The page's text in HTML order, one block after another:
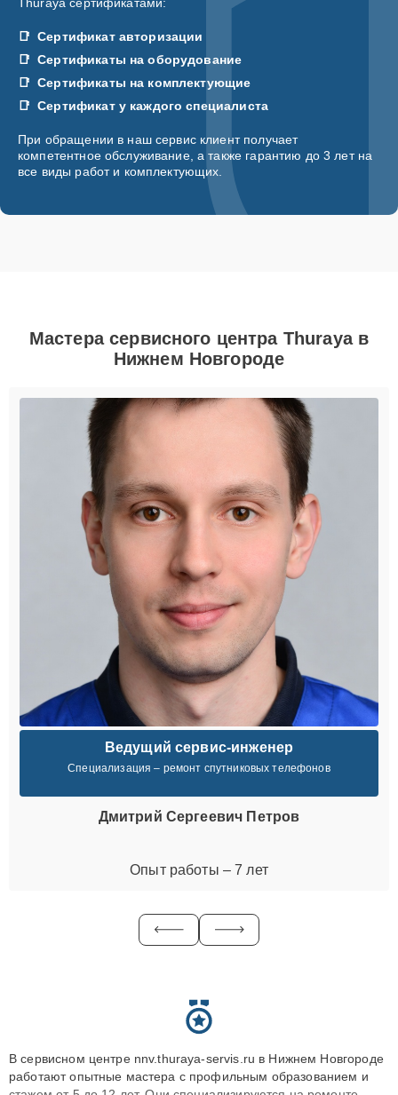
Сертификат авторизации
Сертификаты на оборудование
Сертификаты на комплектующие
Сертификат у каждого специалиста
При обращении в наш сервис клиент получает
компетентное обслуживание, а также гарантию до 3 лет на
все виды работ и комплектующих.
Мастера сервисного центра Thuraya в
Нижнем Новгороде
Ведущий сервис-инженер
Специализация – ремонт спутниковых телефонов
Дмитрий Сергеевич Петров
Опыт работы – 7 лет
В сервисном центре nnv.thuraya-servis.ru в Нижнем Новгороде
работают опытные мастера с профильным образованием и